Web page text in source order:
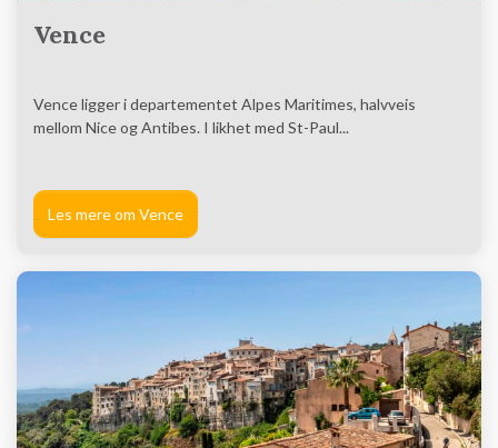
Vence
Vence ligger i departementet Alpes Maritimes, halvveis
mellom Nice og Antibes. I likhet med St-Paul...
Les mere om Vence